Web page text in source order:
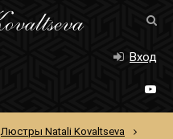
Вход
Люстры Natali Kovaltseva